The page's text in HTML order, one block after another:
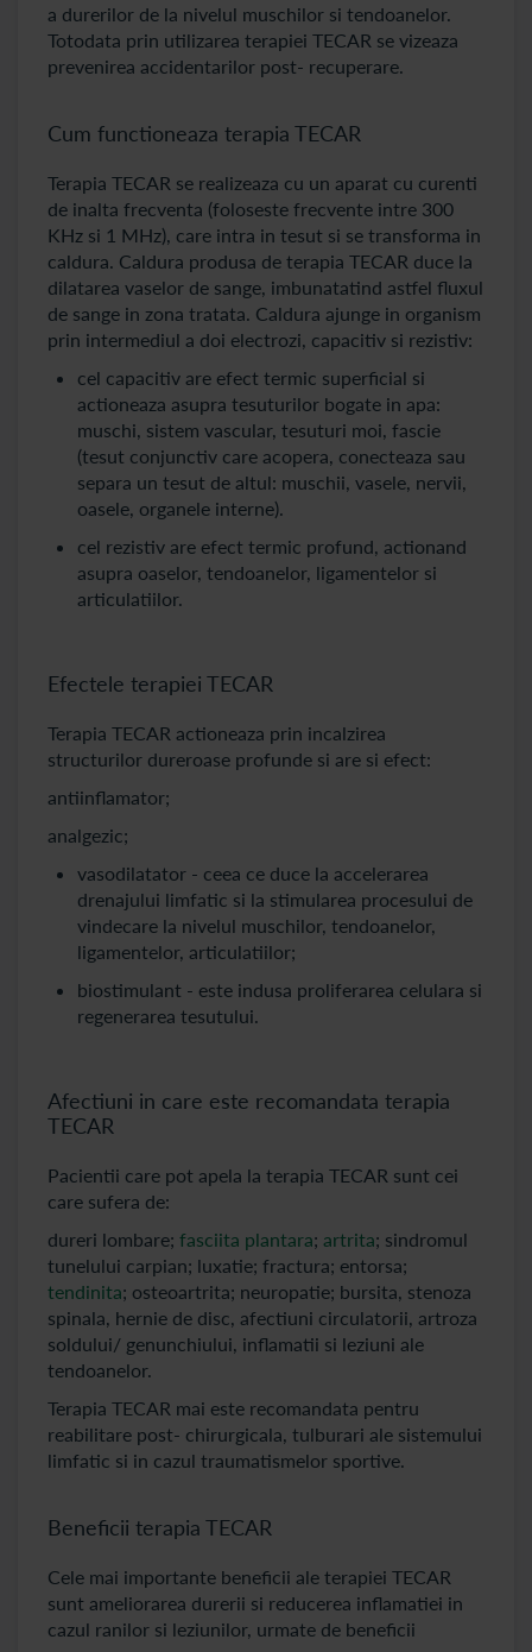
a durerilor de la nivelul muschilor si tendoanelor.
Totodata prin utilizarea terapiei TECAR se vizeaza
prevenirea accidentarilor post- recuperare.
Cum functioneaza terapia TECAR
Terapia TECAR se realizeaza cu un aparat cu curenti
de inalta frecventa (foloseste frecvente intre 300
KHz si 1 MHz), care intra in tesut si se transforma in
caldura. Caldura produsa de terapia TECAR duce la
dilatarea vaselor de sange, imbunatatind astfel fluxul
de sange in zona tratata. Caldura ajunge in organism
prin intermediul a doi electrozi, capacitiv si rezistiv:
cel capacitiv are efect termic superficial si
actioneaza asupra tesuturilor bogate in apa:
muschi, sistem vascular, tesuturi moi, fascie
(tesut conjunctiv care acopera, conecteaza sau
separa un tesut de altul: muschii, vasele, nervii,
oasele, organele interne).
cel rezistiv are efect termic profund, actionand
asupra oaselor, tendoanelor, ligamentelor si
articulatiilor.
Efectele terapiei TECAR
Terapia TECAR actioneaza prin incalzirea
structurilor dureroase profunde si are si efect:
antiinflamator;
analgezic;
vasodilatator - ceea ce duce la accelerarea
drenajului limfatic si la stimularea procesului de
vindecare la nivelul muschilor, tendoanelor,
ligamentelor, articulatiilor;
biostimulant - este indusa proliferarea celulara si
regenerarea tesutului.
Afectiuni in care este recomandata terapia
TECAR
Pacientii care pot apela la terapia TECAR sunt cei
care sufera de:
dureri lombare; fasciita plantara; artrita; sindromul
tunelului carpian; luxatie; fractura; entorsa;
tendinita; osteoartrita; neuropatie; bursita, stenoza
spinala, hernie de disc, afectiuni circulatorii, artroza
soldului/ genunchiului, inflamatii si leziuni ale
tendoanelor.
Terapia TECAR mai este recomandata pentru
reabilitare post- chirurgicala, tulburari ale sistemului
limfatic si in cazul traumatismelor sportive.
Beneficii terapia TECAR
Cele mai importante beneficii ale terapiei TECAR
sunt ameliorarea durerii si reducerea inflamatiei in
cazul ranilor si leziunilor, urmate de beneficii